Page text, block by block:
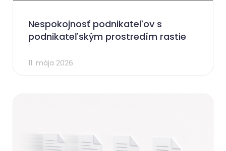
Nespokojnosť podnikateľov s
podnikateľským prostredím rastie
11. mája 2026